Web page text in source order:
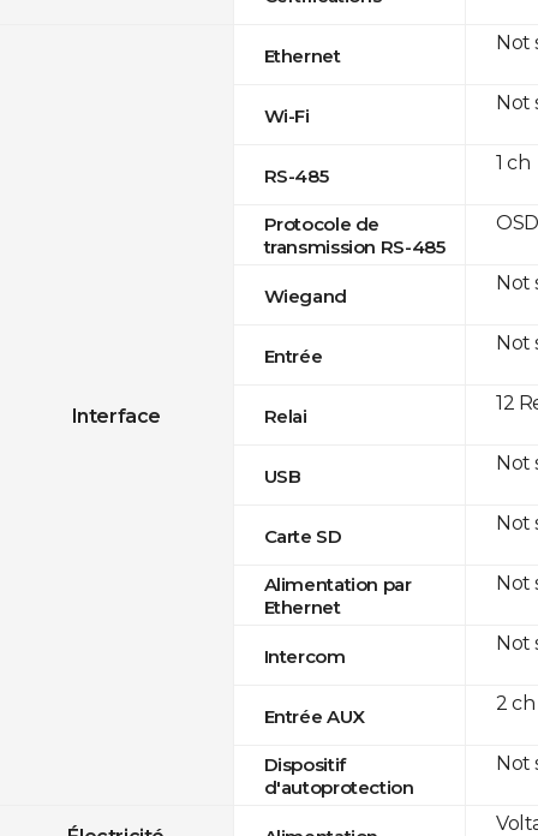
Interface
Ethernet
Wi-Fi
RS-485
Protocole de
transmission RS-485
Wiegand
Entrée
Relai
USB
Carte SD
Alimentation par
Ethernet
Intercom
Entrée AUX
Dispositif
d'autoprotection
Not
Not
1 ch
Not
Not
12
Not
Not
Not
Not
2
Not